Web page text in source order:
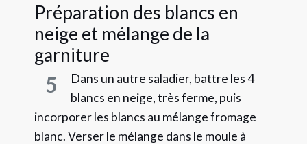
Préparation des blancs en
neige et mélange de la
garniture
5
Dans un autre saladier, battre les 4
blancs en neige, très ferme, puis
incorporer les blancs au mélange fromage
blanc. Verser le mélange dans le moule à